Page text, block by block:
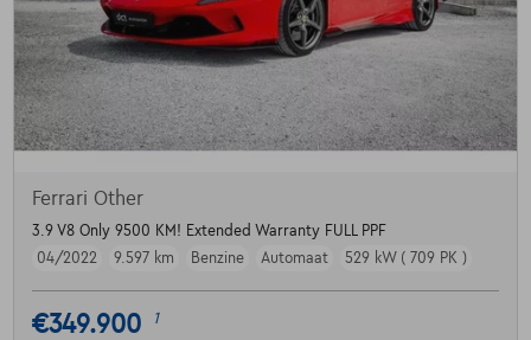
Ferrari Other
3.9 V8 Only 9500 KM! Extended Warranty FULL PPF
04/2022
9.597 km Benzine Automaat 529 kW ( 709 PK )
€349.900 1